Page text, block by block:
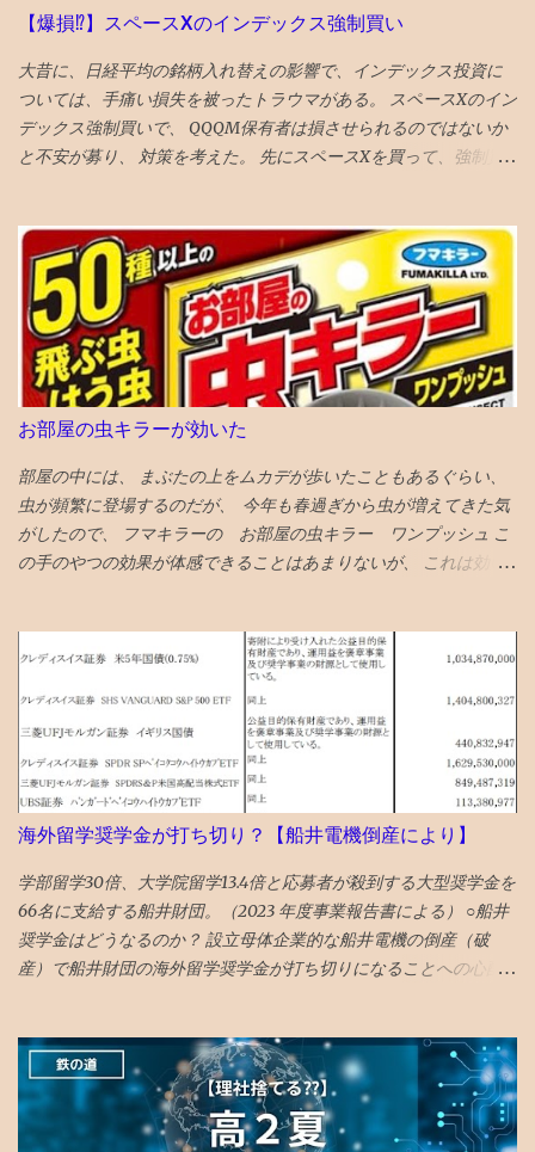
気もしたが、 最後までエンタメ要素満載で楽しめる ★★★★ザ・
せない運命が哀しい ★ボーイキルズワールド ポイントが余ってい
たので４００P使ってしまったが、駄作 星４つにつられてみてしま
ったが、失敗した。 ★★★★ミーンガールズ 条件が整えば、誰も
が、意地悪になる可能性はある あからさまな敵を作りすぎるのも
★★★★アンチャーテッド なんか昔見たことあるので、２回目だ
とワクワク感が薄れてる ★★★スチュアート・宇宙救出失敗の法
則 ビックバンセオリーのスピンオフコメディ ビックバンセオリー
はある程度見ておいた方が楽しめる 「中島淳」 面白い話と、よく
わからない話が混在している短編集 李陵など中国の古典を題材に
し運命に逆らえない人の姿を描いたのが面白め
【爆損⁉︎】スペースXのインデックス強制買い
大昔に、日経平均の銘柄入れ替えの影響で、インデックス投資に
ついては、手痛い損失を被ったトラウマがある。 スペースXのイン
デックス強制買いで、 QQQM保有者は損させられるのではないか
と不安が募り、 対策を考えた。 先にスペースXを買って、強制買
ことにした とりあえず、税金も手数料も払わずにすむのが、心理
的に銘柄入れ替えにやさしい し、上昇の見込みも薄いので。 が、
６％ぐらいの高配当株なので、全売却の勇気もない。NISAだし。
VTIとラッセル1000は6月1９日 オルカンは6月2６日 ナスダック
100は7月6日 に強制買いが起きると思われる 今３％の浮動株が
６％になるロックアップ解除の90日以内には、半分は売り 浮動株
２０％になるロックアップ解除の180日以内には、全部売ることと
する 次の日思い直す。やっぱりナスダック１００の強制買いの日
に全売却しよう。 引けの３０分の前に１割。３０分の前半後半で
各４割。ひけなりで１割。 がいいと、AIがアドバイスしてくる。
その後、高値掴みした株価は低迷、 指数買い第一波VTIの6月19日
に気持ち持ち直し気味とも言えなくないが、 さらに下落してい
価格での指値セット 引けの３０分前に起きて株価をチェック ほぼ
何も起きていない 損切りする勇気も起きない株価の低迷具合で、
引け成りの注文取り消し 結局塩漬け状態へ...
お部屋の虫キラーが効いた
部屋の中には、 まぶたの上をムカデが歩いたこともあるぐらい、
虫が頻繁に登場するのだが、 今年も春過ぎから虫が増えてきた気
がしたので、 フマキラーの お部屋の虫キラー ワンプッシュ こ
の手のやつの効果が体感できることはあまりないが、 これは効い
海外留学奨学金が打ち切り？【船井電機倒産により】
学部留学30倍、大学院留学13.4倍と応募者が殺到する大型奨学金を
66名に支給する船井財団。（2023 年度事業報告書による） ○船井
奨学金はどうなるのか？ 設立母体企業的な船井電機の倒産（破
産）で船井財団の海外留学奨学金が打ち切りになることへの心配
受け取っていて、倒産により今後の 寄付金がゼロになると奨学金
支給原資が無くなる のではないか？ ②財団の基金で 船井電機の
株・社債を買っていないか ？ 船井財団のHP を調べてみると、 上
記①に関しては、 財団保有資産が113億円で、年間の利息・分配金